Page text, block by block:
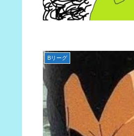
Bリーグ